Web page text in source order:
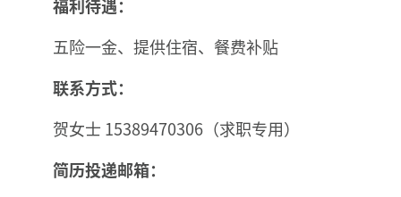
福利待遇：
五险一金、提供住宿、餐费补贴
联系方式：
贺女士 15389470306（求职专用）
简历投递邮箱：